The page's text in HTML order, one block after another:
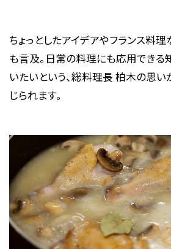
ちょっとしたアイデアやフランス料
も言及。日常の料理にも応用できる
いたいという、総料理長 柏木の思
じられます。